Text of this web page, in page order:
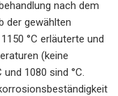
nach dem
der gewählten
°C erläuterte und
(keine
1080 sind °C.